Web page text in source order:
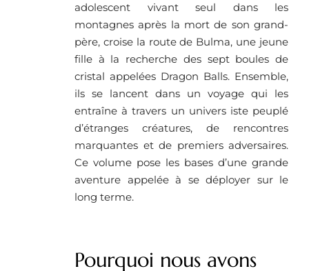
adolescent vivant seul dans les
montagnes après la mort de son grand-
père, croise la route de Bulma, une jeune
fille à la recherche des sept boules de
cristal appelées Dragon Balls. Ensemble,
ils se lancent dans un voyage qui les
entraîne à travers un univers iste peuplé
d’étranges créatures, de rencontres
marquantes et de premiers adversaires.
Ce volume pose les bases d’une grande
aventure appelée à se déployer sur le
long terme.
Pourquoi nous avons